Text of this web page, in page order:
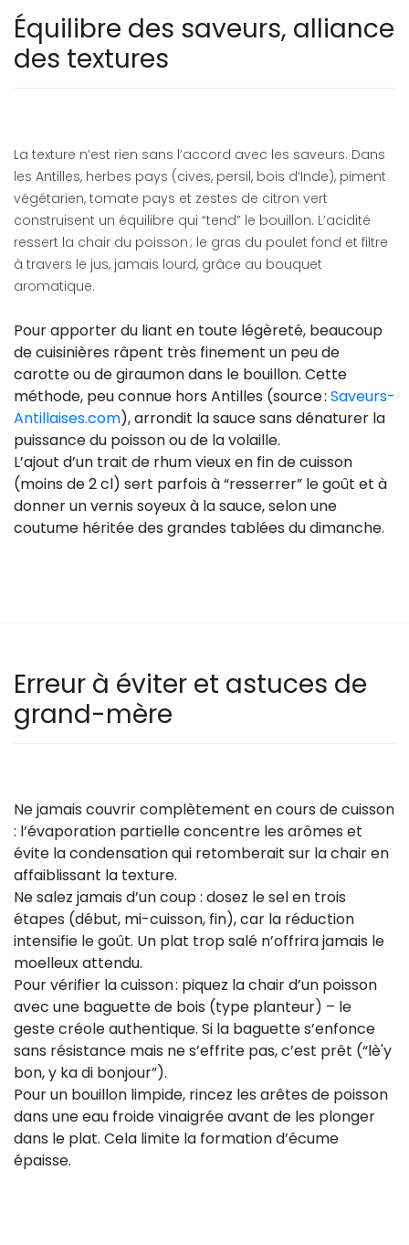
Équilibre des saveurs, alliance
des textures
La texture n’est rien sans l’accord avec les saveurs. Dans
les Antilles, herbes pays (cives, persil, bois d’Inde), piment
végétarien, tomate pays et zestes de citron vert
construisent un équilibre qui “tend” le bouillon. L’acidité
ressert la chair du poisson ; le gras du poulet fond et filtre
à travers le jus, jamais lourd, grâce au bouquet
aromatique.
Pour apporter du liant en toute légèreté, beaucoup
de cuisinières râpent très finement un peu de
carotte ou de giraumon dans le bouillon. Cette
méthode, peu connue hors Antilles (source : Saveurs-
Antillaises.com), arrondit la sauce sans dénaturer la
puissance du poisson ou de la volaille.
L’ajout d’un trait de rhum vieux en fin de cuisson
(moins de 2 cl) sert parfois à “resserrer” le goût et à
donner un vernis soyeux à la sauce, selon une
coutume héritée des grandes tablées du dimanche.
Erreur à éviter et astuces de
grand-mère
Ne jamais couvrir complètement en cours de cuisson
: l’évaporation partielle concentre les arômes et
évite la condensation qui retomberait sur la chair en
affaiblissant la texture.
Ne salez jamais d’un coup : dosez le sel en trois
étapes (début, mi-cuisson, fin), car la réduction
intensifie le goût. Un plat trop salé n’offrira jamais le
moelleux attendu.
Pour vérifier la cuisson : piquez la chair d’un poisson
avec une baguette de bois (type planteur) – le
geste créole authentique. Si la baguette s’enfonce
sans résistance mais ne s’effrite pas, c’est prêt (“lè'y
bon, y ka di bonjour”).
Pour un bouillon limpide, rincez les arêtes de poisson
dans une eau froide vinaigrée avant de les plonger
dans le plat. Cela limite la formation d’écume
épaisse.